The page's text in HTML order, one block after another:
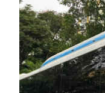
hưởng chuyến đi